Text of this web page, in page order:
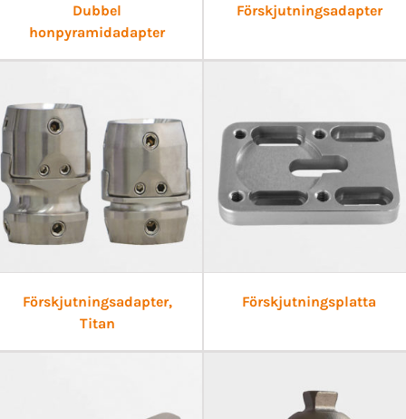
Dubbel
honpyramidadapter
Förskjutningsadapter
Förskjutningsadapter,
Titan
Förskjutningsplatta